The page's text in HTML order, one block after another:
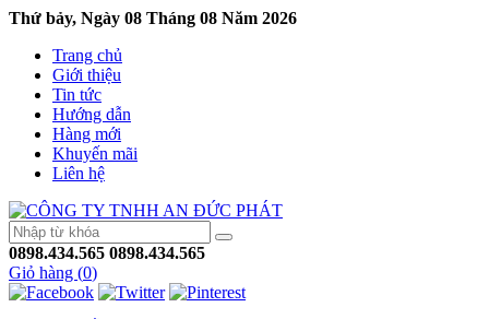
Thứ bảy, Ngày 08 Tháng 08 Năm 2026
Trang chủ
Giới thiệu
Tin tức
Hướng dẫn
Hàng mới
Khuyến mãi
Liên hệ
0898.434.565 0898.434.565
Giỏ hàng (0)